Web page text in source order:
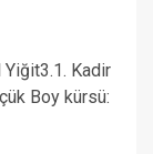
Yiğit3.1. Kadir
Boy kürsü: